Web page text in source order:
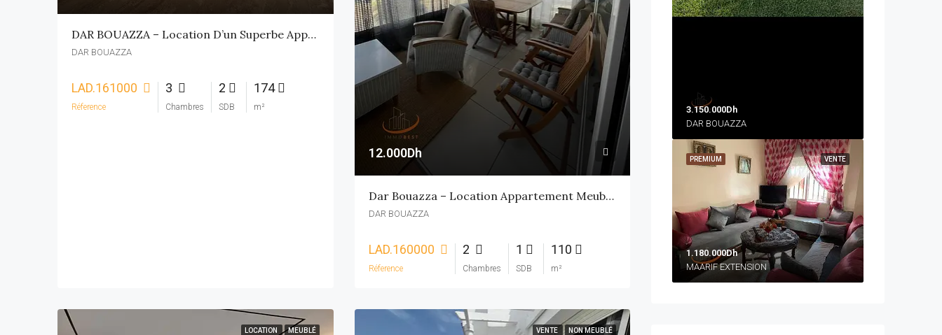
DAR BOUAZZA – Location D’un Superbe Appartement VIDE 3 CH
DAR BOUAZZA
LAD.161000
Réference
3
Chambres
2
SDB
174
m²
12.000Dh
Dar Bouazza – Location Appartement Meublé Vue Mer 2 CH
DAR BOUAZZA
LAD.160000
Réference
2
Chambres
1
SDB
110
m²
LOCATION MEUBLÉ VENTE NON MEUBLÉ
3.150.000Dh
DAR BOUAZZA
VENTE
PREMIUM
1.180.000Dh
MAARIF EXTENSION